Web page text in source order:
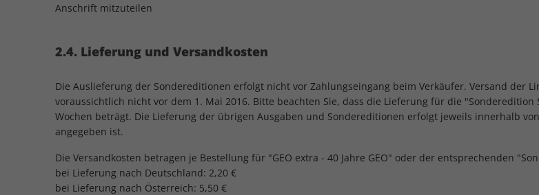
Anschrift mitzuteilen
2.4. Lieferung und Versandkosten
Die Auslieferung der Sondereditionen erfolgt nicht vor Zahlungseingang beim Verkäufer. Versand der
voraussichtlich nicht vor dem 1. Mai 2016. Bitte beachten Sie, dass die Lieferung für die
Wochen beträgt. Die Lieferung der übrigen Ausgaben und Sondereditionen erfolgt jeweils innerhalb
angegeben ist.
Die Versandkosten betragen je Bestellung für "GEO extra - 40 Jahre GEO" oder der entsprechenden
bei Lieferung nach Deutschland: 2,20 €
bei Lieferung nach Österreich: 5,50 €